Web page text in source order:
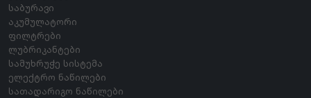
საბურავი
აკუმულატორი
ფილტრები
ლუბრიკანტები
სამუხრუჭე სისტემა
ელექტრო ნაწილები
სათადარიგო ნაწილები